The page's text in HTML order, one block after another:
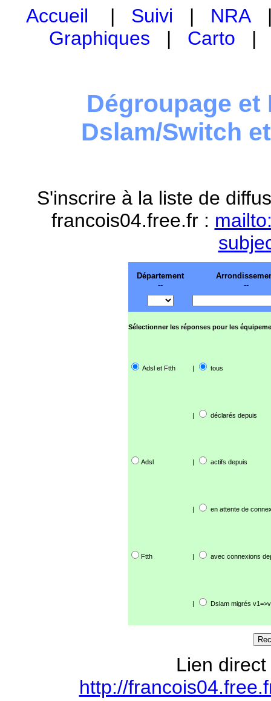
Accueil | Suivi | NRA
Graphiques | Carto
Dégroupage et
Dslam/Switch
S'inscrire à la liste de
francois04.free.fr :
Département
--
--
Sélectionner les réponses pour les
Adsl et Ftth | tous
| déclarés depuis
Adsl | actifs depuis
| en attente de
Ftth | avec connexions
| Dslam migrés
Lien
http://